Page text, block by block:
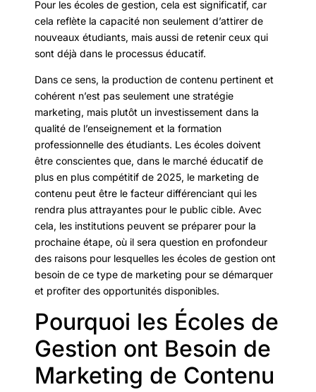
Pour les écoles de gestion, cela est significatif, car
cela reflète la capacité non seulement d’attirer de
nouveaux étudiants, mais aussi de retenir ceux qui
sont déjà dans le processus éducatif.
Dans ce sens, la production de contenu pertinent et
cohérent n’est pas seulement une stratégie
marketing, mais plutôt un investissement dans la
qualité de l’enseignement et la formation
professionnelle des étudiants. Les écoles doivent
être conscientes que, dans le marché éducatif de
plus en plus compétitif de 2025, le marketing de
contenu peut être le facteur différenciant qui les
rendra plus attrayantes pour le public cible. Avec
cela, les institutions peuvent se préparer pour la
prochaine étape, où il sera question en profondeur
des raisons pour lesquelles les écoles de gestion ont
besoin de ce type de marketing pour se démarquer
et profiter des opportunités disponibles.
Pourquoi les Écoles de
Gestion ont Besoin de
Marketing de Contenu